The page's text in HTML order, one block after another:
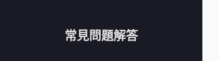
常見問題解答